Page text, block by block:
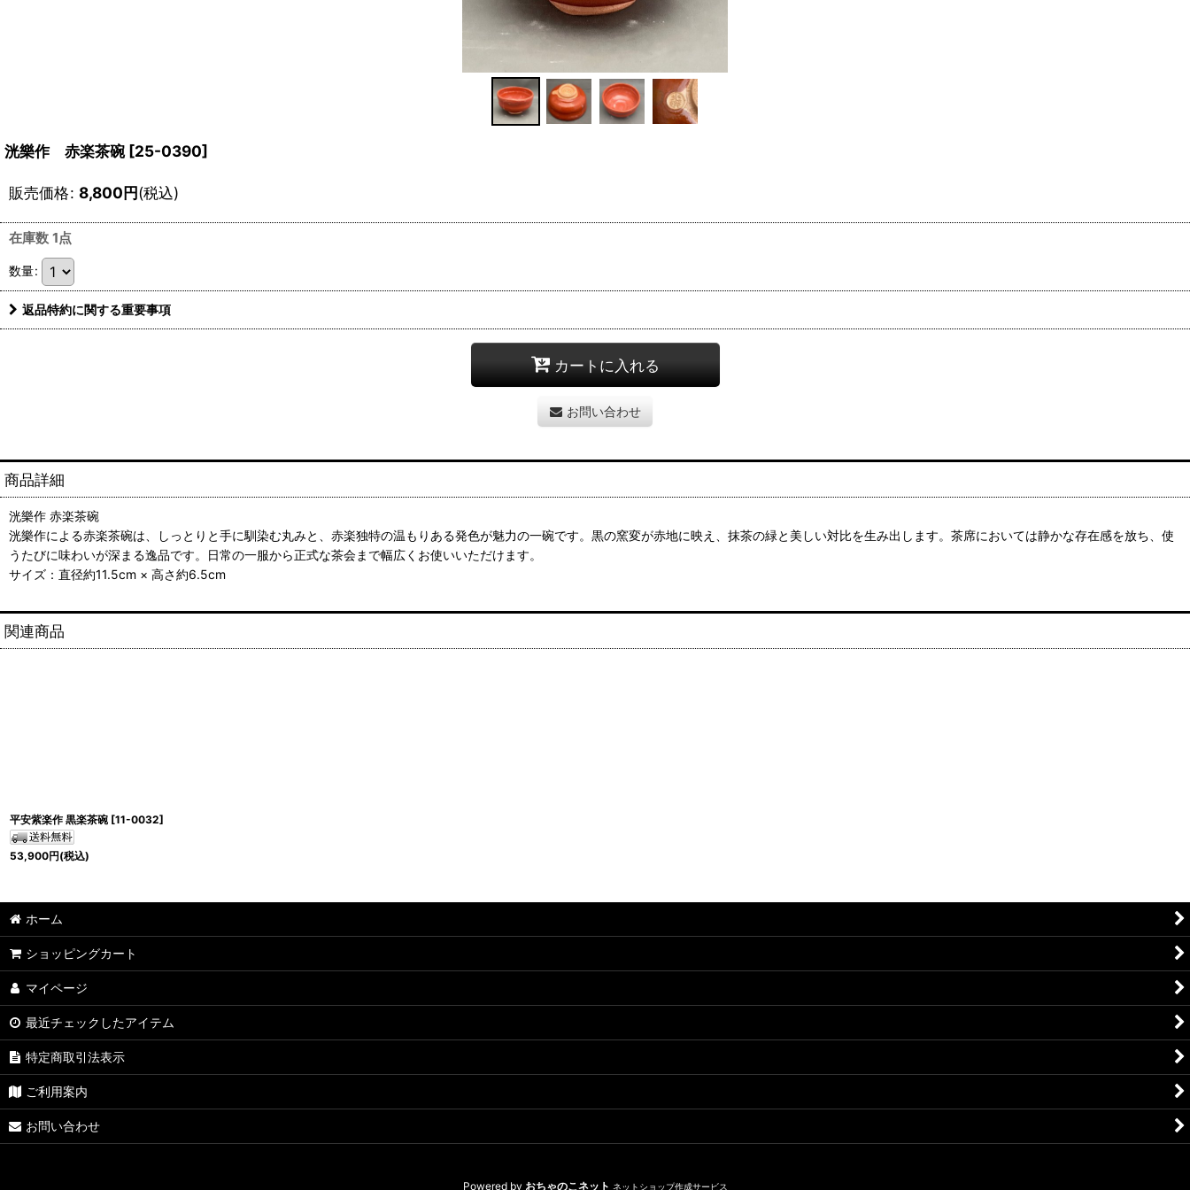
洸樂作 赤楽茶碗 [25-0390]
販売価格: 8,800円(税込)
在庫数 1点
数量:
返品特約に関する重要事項
カートに入れる
お問い合わせ
商品詳細
洸樂作 赤楽茶碗
洸樂作による赤楽茶碗は、しっとりと手に馴染む丸みと、赤楽独特の温もりある発色が魅力の一碗です。黒の窯変が赤地に映え、抹茶の緑と美しい対比を生み出します。茶席においては静かな存在感を放ち、使
うたびに味わいが深まる逸品です。日常の一服から正式な茶会まで幅広くお使いいただけます。
サイズ：直径約11.5cm × 高さ約6.5cm
関連商品
平安紫楽作 黒楽茶碗 [11-0032]
53,900円(税込)
ホーム
ショッピングカート
マイページ
最近チェックしたアイテム
特定商取引法表示
ご利用案内
お問い合わせ
Powered by おちゃのこネット ネットショップ作成サービス